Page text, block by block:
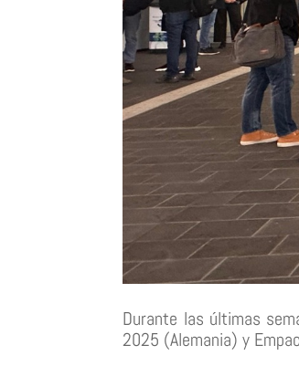
Durante las últimas
2025 (Alemania) y